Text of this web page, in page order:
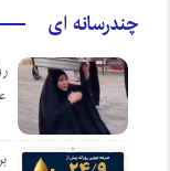
چندرسانه ای